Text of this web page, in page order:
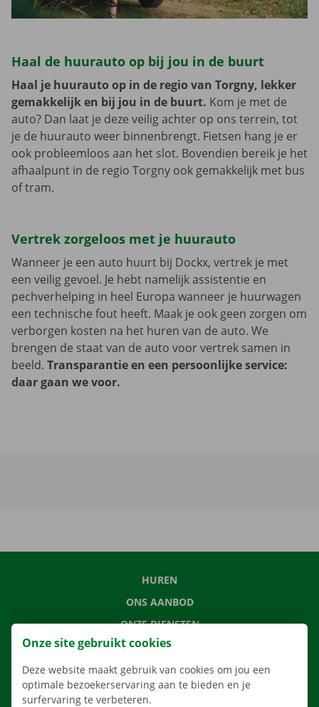
Haal de huurauto op bij jou in de buurt
Haal je huurauto op in de regio van Torgny, lekker
gemakkelijk en bij jou in de buurt. Kom je met de
auto? Dan laat je deze veilig achter op ons terrein, tot
je de huurauto weer binnenbrengt. Fietsen hang je er
ook probleemloos aan het slot. Bovendien bereik je het
afhaalpunt in de regio Torgny ook gemakkelijk met bus
of tram.
Vertrek zorgeloos met je huurauto
Wanneer je een auto huurt bij Dockx, vertrek je met
een veilig gevoel. Je hebt namelijk assistentie en
pechverhelping in heel Europa wanneer je huurwagen
een technische fout heeft. Maak je ook geen zorgen om
verborgen kosten na het huren van de auto. We
brengen de staat van de auto voor vertrek samen in
beeld. Transparantie en een persoonlijke service:
daar gaan we voor.
HUREN
ONS AANBOD
ONZE DIENSTEN
LOCATIES
APP
VERHUISOPLOSSINGEN
Onze site gebruikt cookies
Deze website maakt gebruik van cookies om jou een
optimale bezoekerservaring aan te bieden en je
surfervaring te verbeteren.